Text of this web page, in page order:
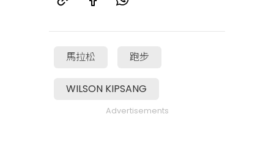
馬拉松 跑步
WILSON KIPSANG
Advertisements